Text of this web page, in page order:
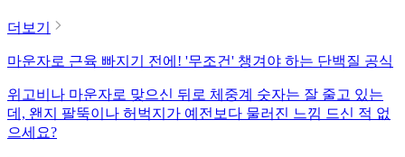
더보기
마운자로 근육 빠지기 전에! '무조건' 챙겨야 하는 단백질 공식
위고비나 마운자로 맞으신 뒤로 체중계 숫자는 잘 줄고 있는
데, 왠지 팔뚝이나 허벅지가 예전보다 물러진 느낌 드신 적 없
으세요?